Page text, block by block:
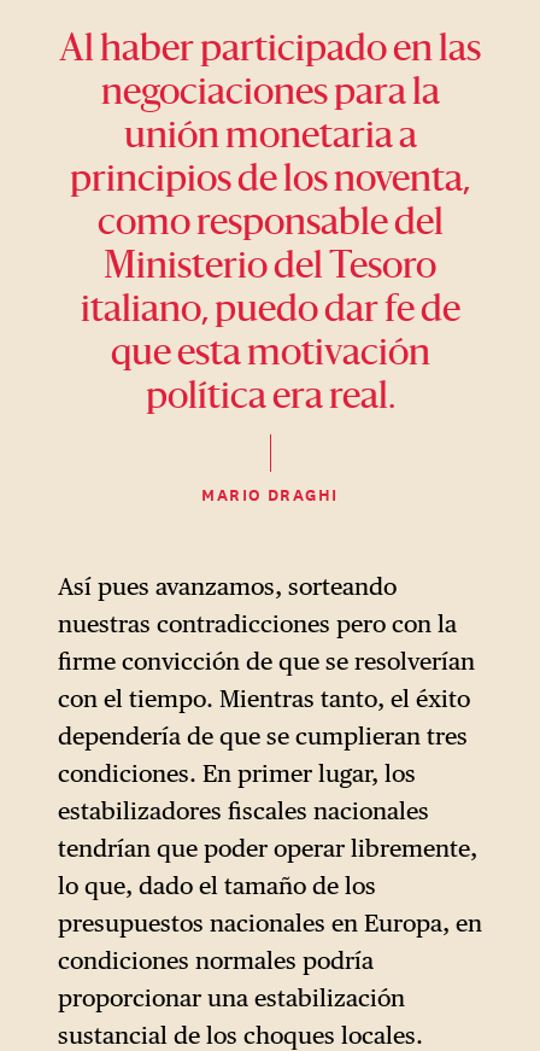
Al haber participado en las
negociaciones para la
unión monetaria a
principios de los noventa,
como responsable del
Ministerio del Tesoro
italiano, puedo dar fe de
que esta motivación
política era real.
MARIO DRAGHI
Así pues avanzamos, sorteando
nuestras contradicciones pero con la
firme convicción de que se resolverían
con el tiempo. Mientras tanto, el éxito
dependería de que se cumplieran tres
condiciones. En primer lugar, los
estabilizadores fiscales nacionales
tendrían que poder operar libremente,
lo que, dado el tamaño de los
presupuestos nacionales en Europa, en
condiciones normales podría
proporcionar una estabilización
sustancial de los choques locales.